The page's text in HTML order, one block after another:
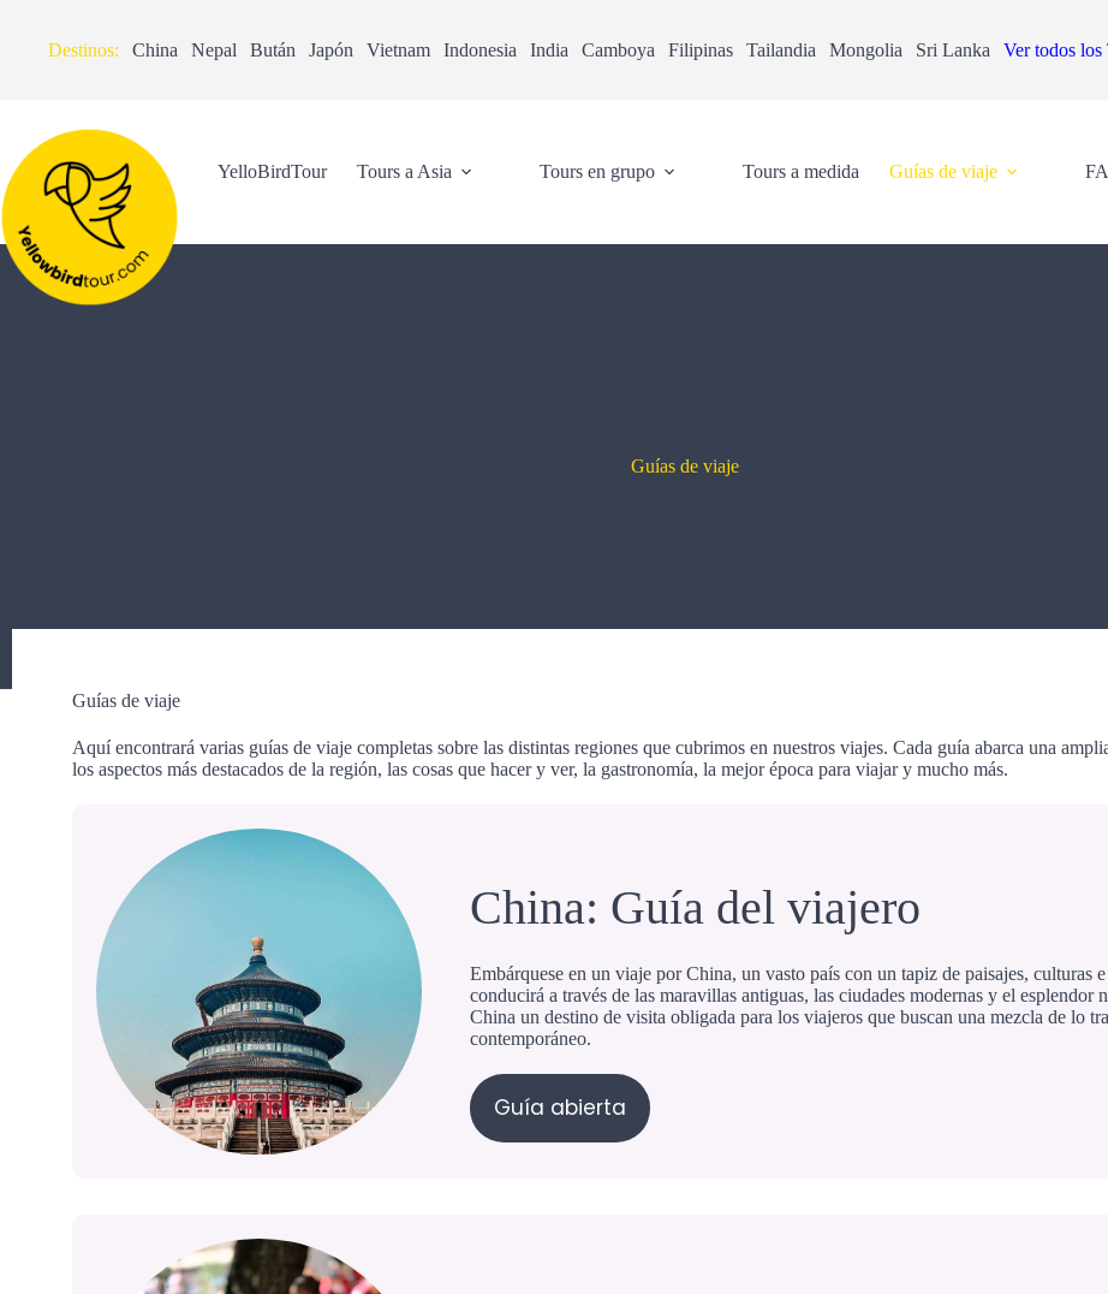
Destinos: China Nepal Bután Japón Vietnam Indonesia India Camboya Filipinas Tailandia Mongolia Sri Lanka Ver todos los
YelloBirdTour Tours a Asia Tours en grupo Tours a medida Guías de viaje
Guías de viaje
Guías de viaje
Aquí encontrará varias guías de viaje completas sobre las distintas regiones que cubrimos en nuestros viajes. Cada guía abarca una
los aspectos más destacados de la región, las cosas que hacer y ver, la gastronomía, la mejor época para viajar y mucho más.
China: Guía del viajero
Embárquese en un viaje por China, un vasto país con un tapiz de paisajes, culturas
conducirá a través de las maravillas antiguas, las ciudades modernas y el esplendor
China un destino de visita obligada para los viajeros que buscan una mezcla de lo
contemporáneo.
Guía abierta